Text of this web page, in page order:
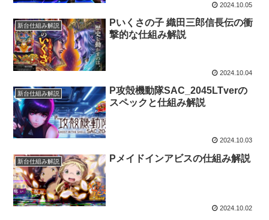
2024.10.05
新台仕組み解説
Pいくさの子 織田三郎信長伝の衝
撃的な仕組み解説
2024.10.04
新台仕組み解説
P攻殻機動隊SAC_2045LTverの
スペックと仕組み解説
2024.10.03
新台仕組み解説 Pメイドインアビスの仕組み解説
2024.10.02